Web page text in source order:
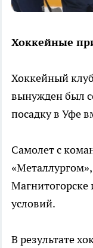
Хоккейные
Хоккейный
вынужден был
посадку в Уфе
Самолет с
условий.
В результате